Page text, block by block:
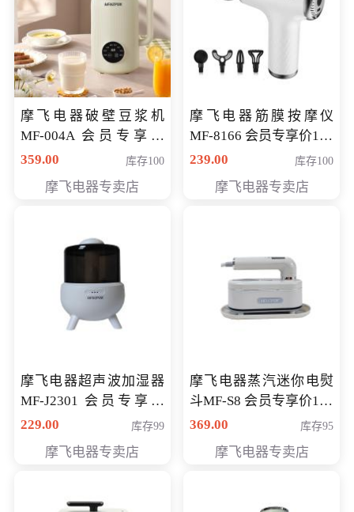
摩飞电器破壁豆浆机
MF-004A 会员专享价
168元
359.00 库存100
摩飞电器专卖店
摩飞电器筋膜按摩仪
MF-8166 会员专享价168
元
239.00 库存100
摩飞电器专卖店
摩飞电器超声波加湿器
MF-J2301 会员专享价
168元
229.00 库存99
摩飞电器专卖店
摩飞电器蒸汽迷你电熨
斗MF-S8 会员专享价168
元
369.00 库存95
摩飞电器专卖店